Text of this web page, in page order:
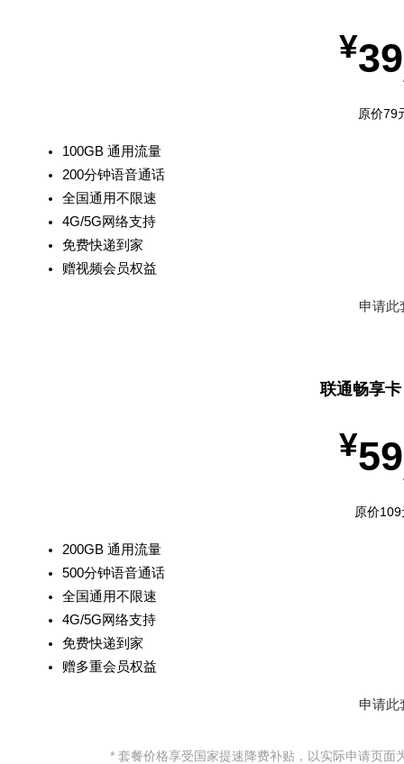
¥39
原价79
100GB 通用流量
200分钟语音通话
全国通用不限速
4G/5G网络支持
免费快递到家
赠视频会员权益
申请此
联通畅享卡
¥59
原价
200GB 通用流量
500分钟语音通话
全国通用不限速
4G/5G网络支持
免费快递到家
赠多重会员权益
申请此
* 套餐价格享受国家提速降费补贴，以实际申请页